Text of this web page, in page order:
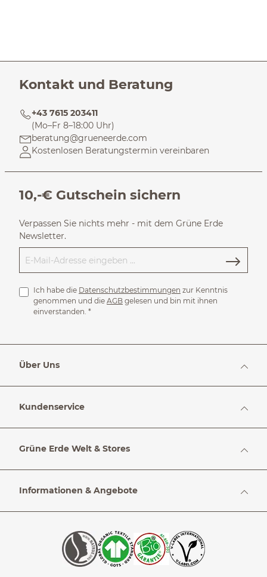
Kontakt und Beratung
+43 7615 203411
(Mo–Fr 8–18:00 Uhr)
beratung@grueneerde.com
Kostenlosen Beratungstermin vereinbaren
10,-€ Gutschein sichern
Verpassen Sie nichts mehr - mit dem Grüne Erde
Newsletter.
Ich habe die Datenschutzbestimmungen zur Kenntnis
genommen und die AGB gelesen und bin mit ihnen
einverstanden. *
Über Uns
Kundenservice
Grüne Erde Welt & Stores
Informationen & Angebote